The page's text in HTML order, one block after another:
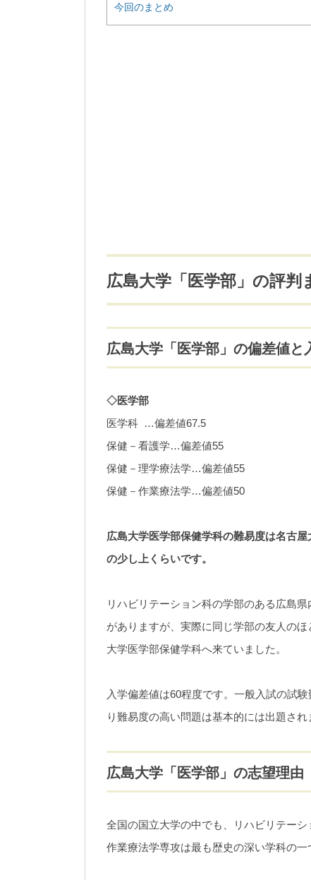
今回のまとめ
広島大学「医学部」の評判
広島大学「医学部」の偏差値と
◇医学部
医学科 …偏差値67.5
保健－看護学…偏差値55
保健－理学療法学…偏差値55
保健－作業療法学…偏差値50
広島大学医学部保健学科の難易度は名古
の少し上くらいです。
リハビリテーション科の学部のある広島
がありますが、実際に同じ学部の友人の
大学医学部保健学科へ来ていました。
入学偏差値は60程度です。一般入試の試
り難易度の高い問題は基本的には出題され
広島大学「医学部」の志望理由
全国の国立大学の中でも、リハビリテー
作業療法学専攻は最も歴史の深い学科の一